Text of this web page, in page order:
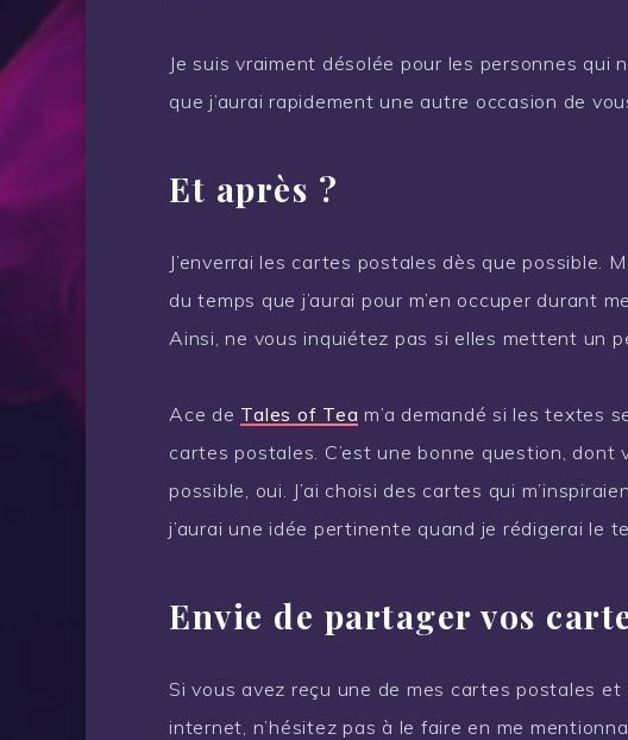
Je suis vraiment désolée pour les personnes qui
que j’aurai rapidement une autre occasion de
Et après ?
J’enverrai les cartes postales dès que possible.
du temps que j’aurai pour m’en occuper durant
Ainsi, ne vous inquiétez pas si elles mettent un
Ace de Tales of Tea m’a demandé si les textes
cartes postales. C’est une bonne question, dont
possible, oui. J’ai choisi des cartes qui
j’aurai une idée pertinente quand je rédigerai le
Envie de partager vos
Si vous avez reçu une de mes cartes postales
internet, n’hésitez pas à le faire en me